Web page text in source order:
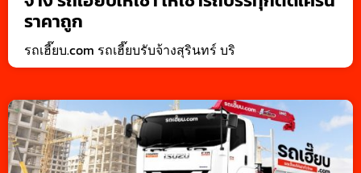
ราคาถูก
รถเฮี๊ยบ.com รถเฮี๊ยบรับจ้างสุรินทร์ บริ